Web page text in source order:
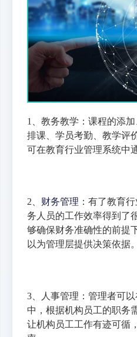
1、教务教学：课程的添
排课、学员考勤、教学评
可在教育行业管理系统中
2、 财务管理 ：有了教育
务人员的工作效率得到了
够确保财务准确性的前提
以为管理层提供决策依据。
3、人事管理：管理者可
中，根据机构员工的职务
让机构员工工作有迹可循